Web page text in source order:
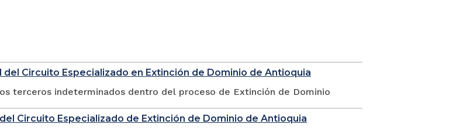
del Circuito Especializado en Extinción de Dominio de Antioquia
terceros indeterminados dentro del proceso de Extinción de Dominio
Circuito Especializado de Extinción de Dominio de Antioquia